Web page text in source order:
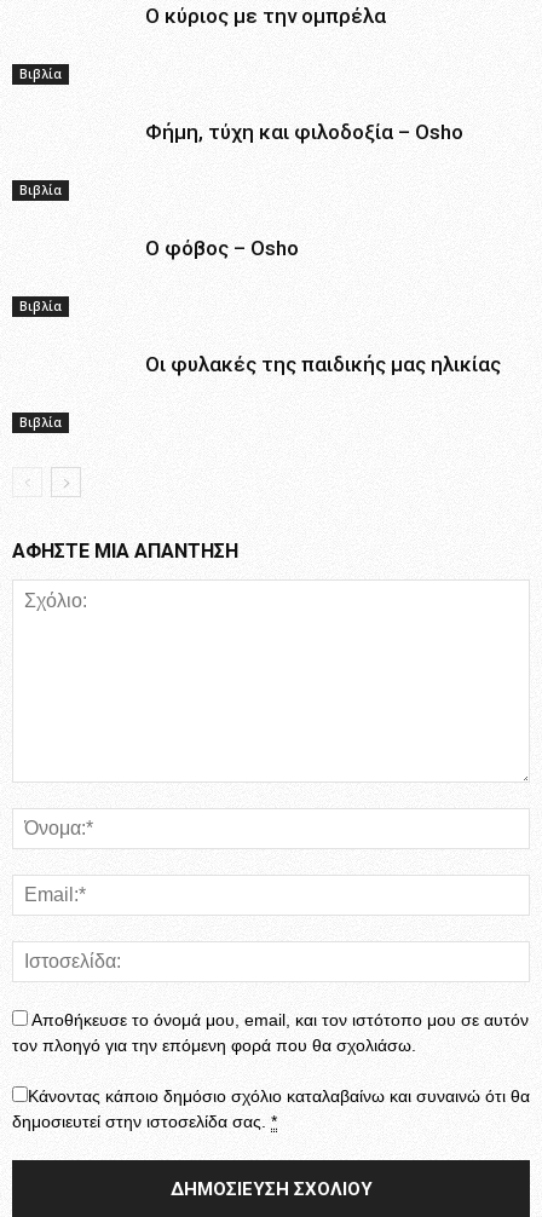
Βιβλία
Ο κύριος με την ομπρέλα
Βιβλία
Φήμη, τύχη και φιλοδοξία – Osho
Βιβλία
Ο φόβος – Osho
Βιβλία
Οι φυλακές της παιδικής μας ηλικίας
ΑΦΗΣΤΕ ΜΙΑ ΑΠΑΝΤΗΣΗ
Αποθήκευσε το όνομά μου, email, και τον ιστότοπο μου σε αυτόν
τον πλοηγό για την επόμενη φορά που θα σχολιάσω.
Κάνοντας κάποιο δημόσιο σχόλιο καταλαβαίνω και συναινώ ότι θα
δημοσιευτεί στην ιστοσελίδα σας. *